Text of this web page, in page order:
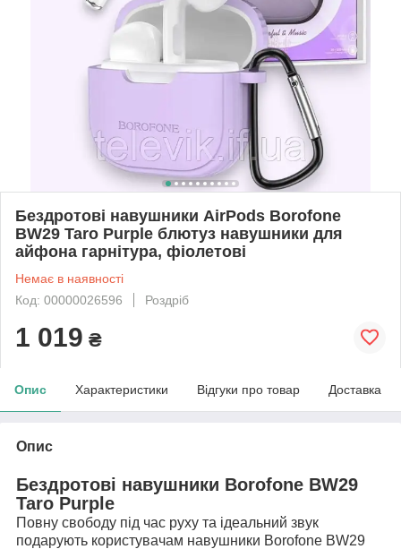
Бездротові навушники AirPods Borofone
BW29 Taro Purple блютуз навушники для
айфона гарнітура, фіолетові
Немає в наявності
Код: 00000026596
Роздріб
1 019 ₴
Опис Характеристики Відгуки про товар Доставка
Опис
Бездротові навушники Borofone BW29
Taro Purple
Повну свободу під час руху та ідеальний звук
подарують користувачам навушники Borofone BW29